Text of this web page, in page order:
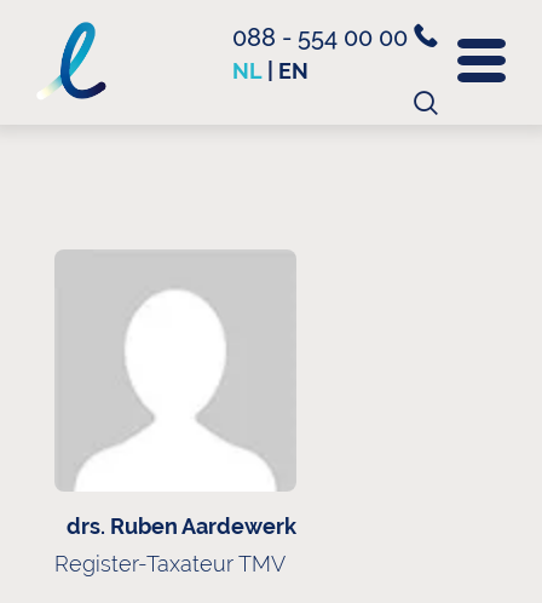
088 - 554 00 00
NL EN
drs. Ruben Aardewerk
Register-Taxateur TMV